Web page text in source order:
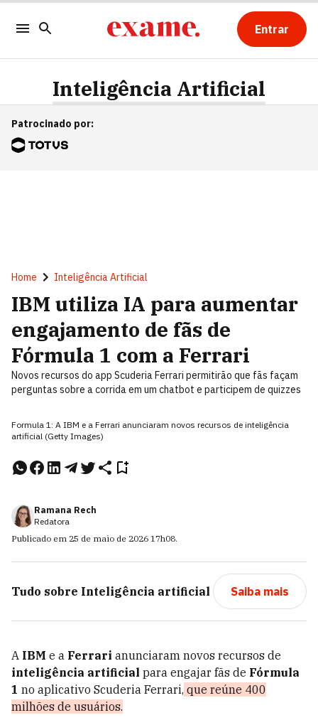
Entrar
Inteligência Artificial
Patrocinado por:
Home Inteligência Artificial
IBM utiliza IA para aumentar
engajamento de fãs de
Fórmula 1 com a Ferrari
Novos recursos do app Scuderia Ferrari permitirão que fãs façam
perguntas sobre a corrida em um chatbot e participem de quizzes
Formula 1: A IBM e a Ferrari anunciaram novos recursos de inteligência
artificial (Getty Images)
Ramana Rech
Redatora
Publicado em 25 de maio de 2026 17h08.
Tudo sobre Inteligência artificial Saiba mais
A IBM e a Ferrari anunciaram novos recursos de
inteligência artificial para engajar fãs de Fórmula
1 no aplicativo Scuderia Ferrari, que reúne 400
milhões de usuários.